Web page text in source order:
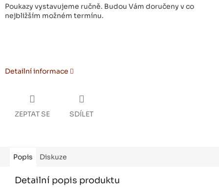
Poukazy vystavujeme ručně. Budou Vám doručeny v co
nejbližším možném termínu.
Detailní informace
ZEPTAT SE SDÍLET
Popis Diskuze
Detailní popis produktu